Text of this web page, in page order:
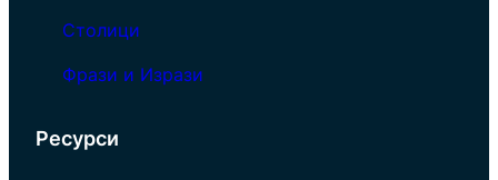
Столици
Фрази и Изрази
Ресурси